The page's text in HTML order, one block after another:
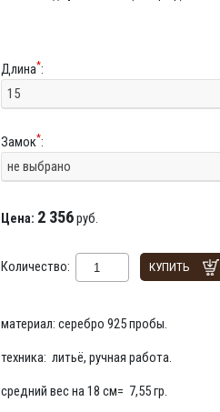
Длина*:
15
Замок*:
не выбрано
Цена: 2 356руб.
Количество: КУПИТЬ
материал: серебро 925 пробы.
техника: литьё, ручная работа.
средний вес на 18 см= 7,55 гр.